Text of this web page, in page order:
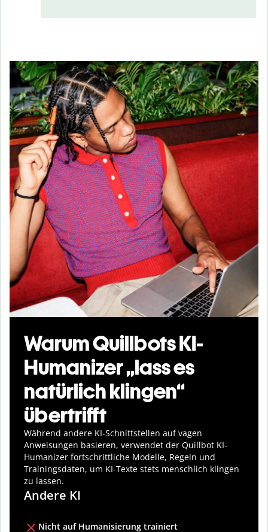
Warum Quillbots KI-
Humanizer „lass es
natürlich klingen“
übertrifft
Während andere KI-Schnittstellen auf vagen
Anweisungen basieren, verwendet der Quillbot KI-
Humanizer fortschrittliche Modelle, Regeln und
Trainingsdaten, um KI-Texte stets menschlich klingen
zu lassen.
Andere KI
Nicht auf Humanisierung trainiert